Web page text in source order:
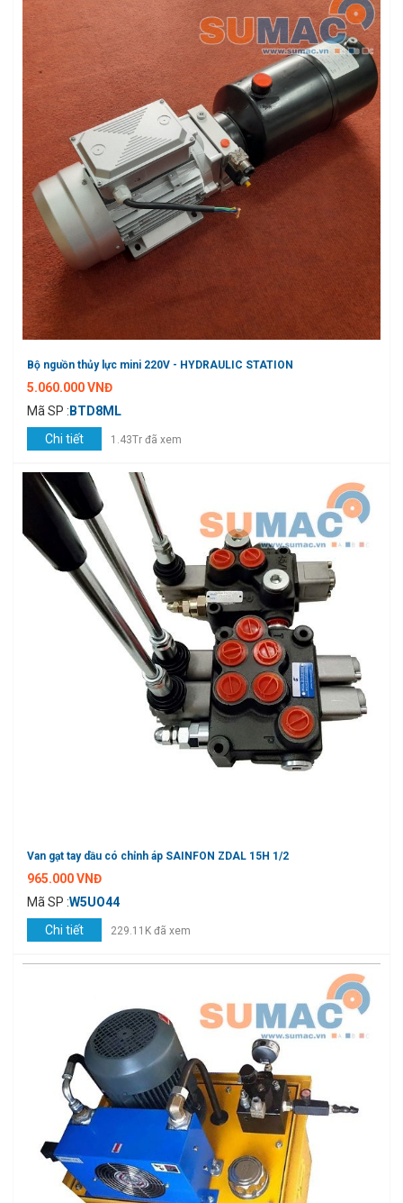
Bộ nguồn thủy lực mini 220V - HYDRAULIC STATION
5.060.000 VNĐ
Mã SP : BTD8ML
Chi tiết
1.43Tr đã xem
Van gạt tay dầu có chỉnh áp SAINFON ZDAL 15H 1/2
965.000 VNĐ
Mã SP :W5UO44
Chi tiết
229.11K đã xem